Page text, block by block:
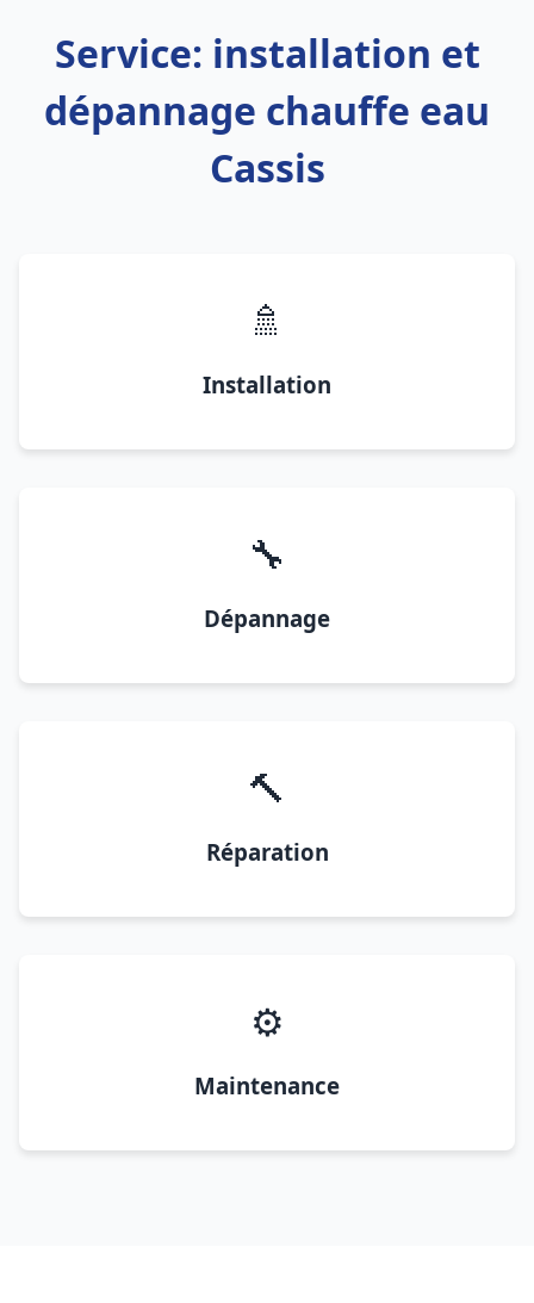
Service: installation et
dépannage chauffe eau
Cassis
🚿
Installation
🔧
Dépannage
🔨
Réparation
⚙️
Maintenance